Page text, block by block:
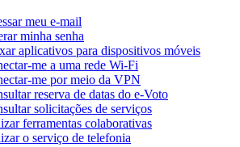
meu e-mail
minha senha
aplicativos para dispositivos móveis
me a uma rede Wi-Fi
me por meio da VPN
reserva de datas do e-Voto
solicitações de serviços
ferramentas colaborativas
o serviço de telefonia